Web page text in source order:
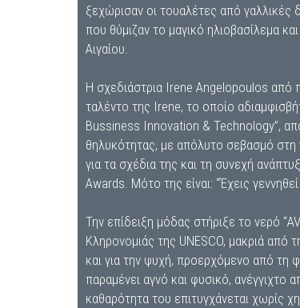
ξεχώρισαν οι τουαλέτες από
που θύμιζαν το μαγικό ηλιοβασίλεμα
Αιγαίου.
Η σχεδιάστρια Ιrene Angelopoulos από
ταλέντο της Ιrene, το οποίο
Bussiness Innovation & Technology”,
θηλυκότητας, με απόλυτο σεβασμό στη
για τα σχέδια της και τη συνεχή
Awards. Μότο της είναι: “Έχεις
Την επίδειξη μόδας στήριξε το νερό
Κληρονομιάς της UNESCO, μακριά από
και για την ψυχή, προερχόμενο από τη
παραμένει αγνό και φυσικό,
καθαρότητα του επιτυγχάνεται χωρίς